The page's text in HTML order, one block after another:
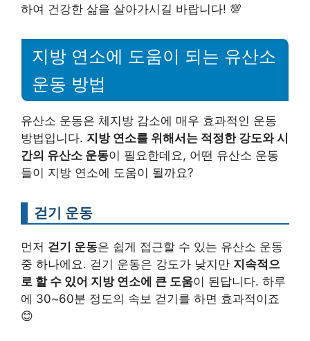
하여 건강한 삶을 살아가시길 바랍니다! 💯
지방 연소에 도움이 되는 유산소
운동 방법
유산소 운동은 체지방 감소에 매우 효과적인 운동
방법입니다. 지방 연소를 위해서는 적정한 강도와 시
간의 유산소 운동이 필요한데요, 어떤 유산소 운동
들이 지방 연소에 도움이 될까요?
걷기 운동
먼저 걷기 운동은 쉽게 접근할 수 있는 유산소 운동
중 하나에요. 걷기 운동은 강도가 낮지만 지속적으
로 할 수 있어 지방 연소에 큰 도움이 된답니다. 하루
에 30~60분 정도의 속보 걷기를 하면 효과적이죠
😊